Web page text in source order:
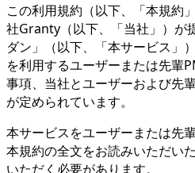
この利用規約（以下、「本規約
社Granty（以下、「当社」）が
ダン」（以下、「本サービス」
を利用するユーザーまたは先輩
事項、当社とユーザーおよび先
が定められています。
本サービスをユーザーまたは先
本規約の全文をお読みいただい
いただく必要があります。